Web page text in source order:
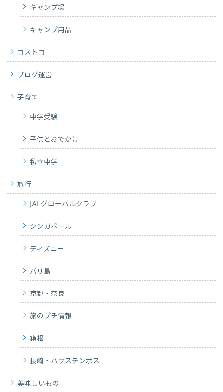
キャンプ場
キャンプ用品
コストコ
ブログ運営
子育て
中学受験
子供とおでかけ
私立中学
旅行
JALグローバルクラブ
シンガポール
ディズニー
バリ島
京都・奈良
旅のプチ情報
箱根
長崎・ハウステンボス
美味しいもの